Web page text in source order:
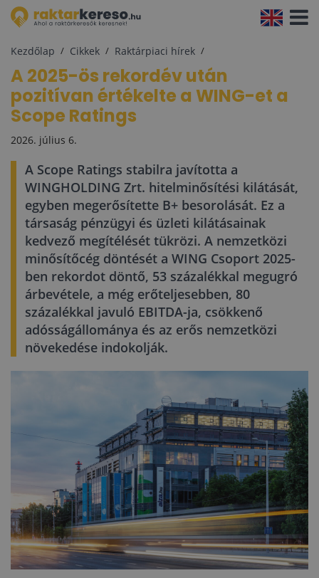
Kezdőlap Cikkek Raktárpiaci hírek
A 2025-ös rekordév után
pozitívan értékelte a WING-et a
Scope Ratings
2026. július 6.
A Scope Ratings stabilra javította a
WINGHOLDING Zrt. hitelminősítési kilátását,
egyben megerősítette B+ besorolását. Ez a
társaság pénzügyi és üzleti kilátásainak
kedvező megítélését tükrözi. A nemzetközi
minősítőcég döntését a WING Csoport 2025-
ben rekordot döntő, 53 százalékkal megugró
árbevétele, a még erőteljesebben, 80
százalékkal javuló EBITDA-ja, csökkenő
adósságállománya és az erős nemzetközi
növekedése indokolják.